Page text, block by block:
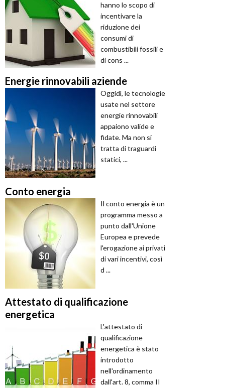
hanno lo scopo di
incentivare la
riduzione dei
consumi di
combustibili fossili e
di cons ...
Energie rinnovabili aziende
Oggidì, le tecnologie
usate nel settore
energie rinnovabili
appaiono valide e
fidate. Ma non si
tratta di traguardi
statici, ...
Conto energia
Il conto energia è un
programma messo a
punto dall'Unione
Europea e prevede
l'erogazione ai privati
di vari incentivi, così
d ...
Attestato di qualificazione
energetica
L'attestato di
qualificazione
energetica è stato
introdotto
nell'ordinamento
dall'art. 8, comma II